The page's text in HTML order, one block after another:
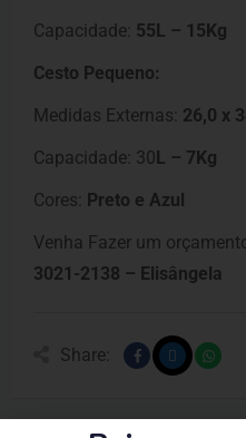
Capacidade: 55L – 15Kg
Cesto Pequeno:
Medidas Externas: 26,0 x
Capacidade: 30L – 7Kg
Cores: Preto e Azul
Venha Fazer um
3021-2138 – Elisângela
Share: